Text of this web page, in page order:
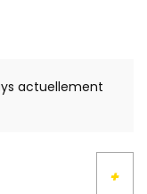
actuellement
+